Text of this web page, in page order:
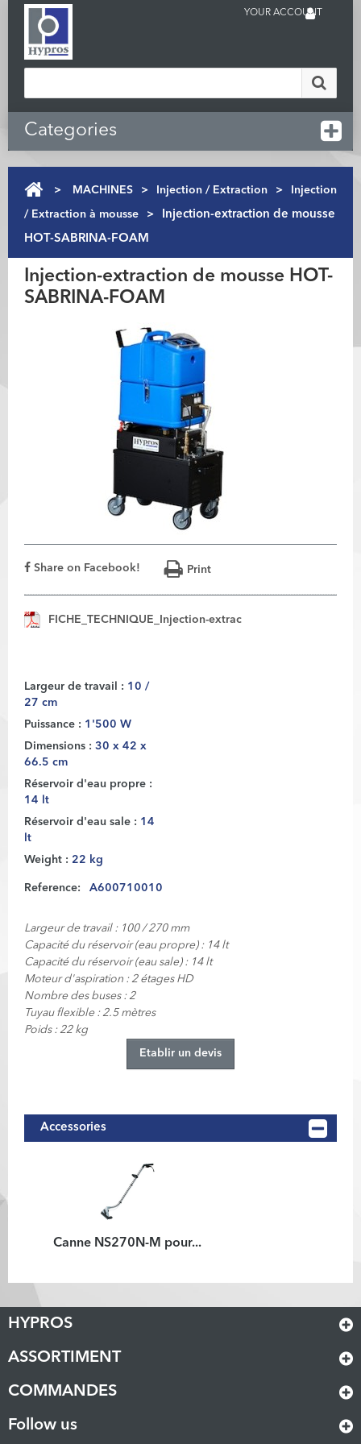
YOUR ACCOUNT
Categories
> MACHINES > Injection / Extraction > Injection
/ Extraction à mousse >
Injection-extraction de mousse
HOT-SABRINA-FOAM
Injection-extraction de mousse HOT-
SABRINA-FOAM
Share on Facebook! Print
FICHE_TECHNIQUE_Injection-extrac
Largeur de travail : 10 /
27 cm
Puissance : 1'500 W
Dimensions : 30 x 42 x
66.5 cm
Réservoir d'eau propre :
14 lt
Réservoir d'eau sale : 14
lt
Weight : 22 kg
Reference: A600710010
Largeur de travail : 100 / 270 mm
Capacité du réservoir (eau propre) : 14 lt
Capacité du réservoir (eau sale) : 14 lt
Moteur d'aspiration : 2 étages HD
Nombre des buses : 2
Tuyau flexible : 2.5 mètres
Poids : 22 kg
Etablir un devis
Accessories
Canne NS270N-M pour...
HYPROS
ASSORTIMENT
COMMANDES
Follow us